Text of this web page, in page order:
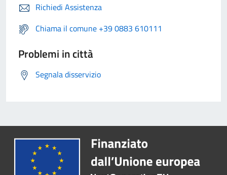
Richiedi Assistenza
Chiama il comune +39 0883 610111
Problemi in città
Segnala disservizio